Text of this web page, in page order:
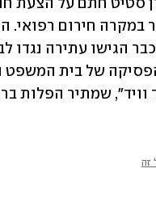
שמתיר הפלות
זה